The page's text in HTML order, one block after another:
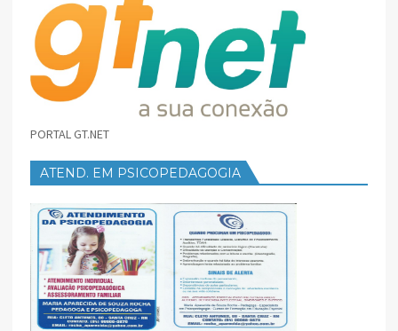
PORTAL GT.NET
ATEND. EM PSICOPEDAGOGIA